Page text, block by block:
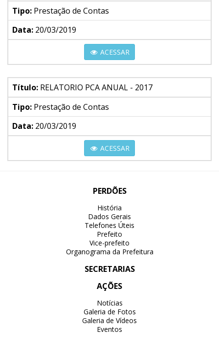
Tipo: Prestação de Contas
Data: 20/03/2019
ACESSAR
Título: RELATORIO PCA ANUAL - 2017
Tipo: Prestação de Contas
Data: 20/03/2019
ACESSAR
PERDÕES
História
Dados Gerais
Telefones Úteis
Prefeito
Vice-prefeito
Organograma da Prefeitura
SECRETARIAS
AÇÕES
Notícias
Galeria de Fotos
Galeria de Vídeos
Eventos